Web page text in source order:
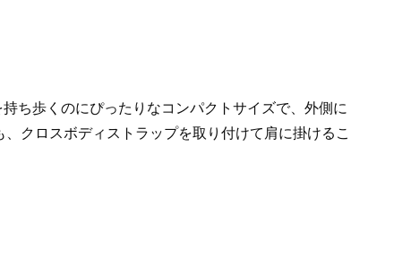
ち歩くのにぴったりなコンパクトサイズで、外側に
クロスボディストラップを取り付けて肩に掛けるこ